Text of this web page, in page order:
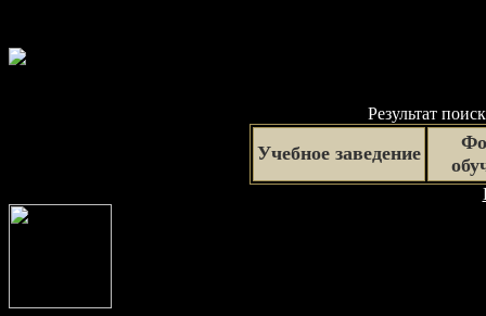
Результат
Учебное заведение